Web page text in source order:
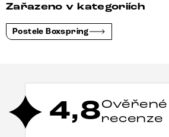
Zařazeno v kategoriích
Postele Boxspring
4,8Ověřené
recenze